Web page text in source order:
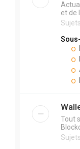
et de
Tout